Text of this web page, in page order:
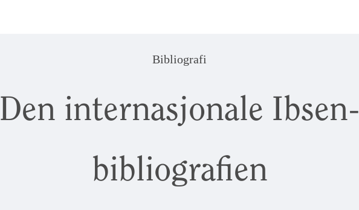
Bibliografi
Den internasjonale Ibsen-
bibliografien